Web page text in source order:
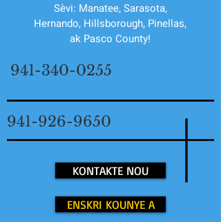
Sèvi: Manatee, Sarasota,
Hernando, Hillsborough, Pinellas,
ak Pasco County!
KONTAKTE NOU
941-926-9650
941-340-0255
ENSKRI KOUNYE A